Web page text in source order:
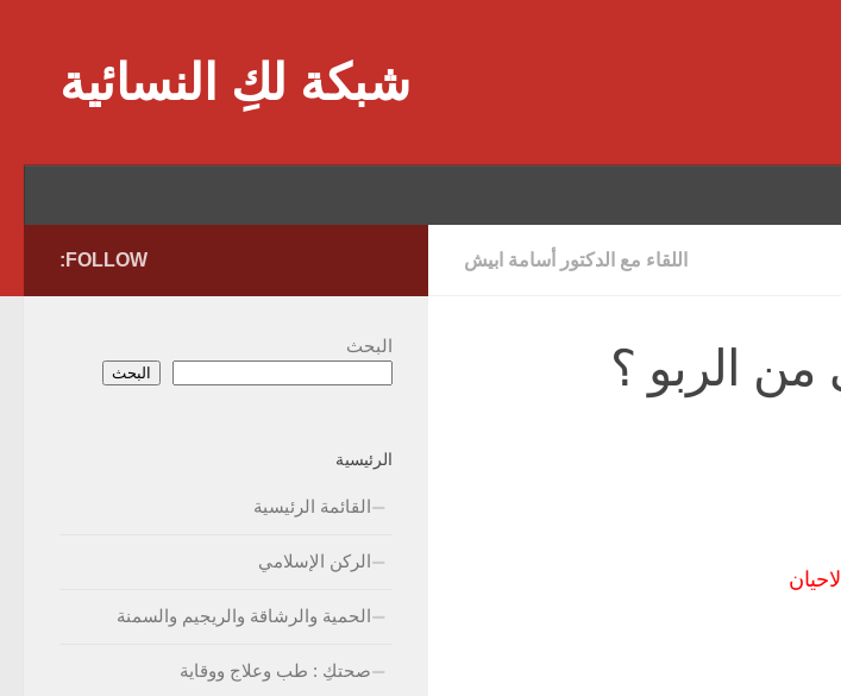
شبكة لكِ النسائية
اللقاء مع الدكتور أسامة ابيش
من الربو ؟
FOLLOW:
البحث
البحث
الرئيسية
القائمة الرئيسية
الركن الإسلامي
الحمية والرشاقة والريجيم والسمنة
صحتكِ : طب وعلاج ووقاية